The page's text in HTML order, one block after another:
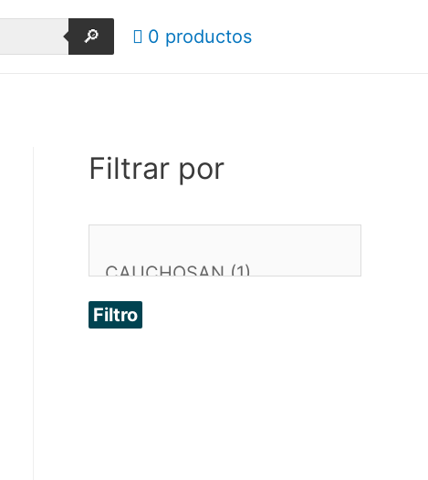
🔎 0 productos
Filtrar por
Filtro